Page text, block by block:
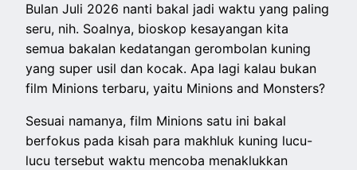
Bulan Juli 2026 nanti bakal jadi waktu yang paling
seru, nih. Soalnya, bioskop kesayangan kita
semua bakalan kedatangan gerombolan kuning
yang super usil dan kocak. Apa lagi kalau bukan
film Minions terbaru, yaitu Minions and Monsters?
Sesuai namanya, film Minions satu ini bakal
berfokus pada kisah para makhluk kuning lucu-
lucu tersebut waktu mencoba menaklukkan